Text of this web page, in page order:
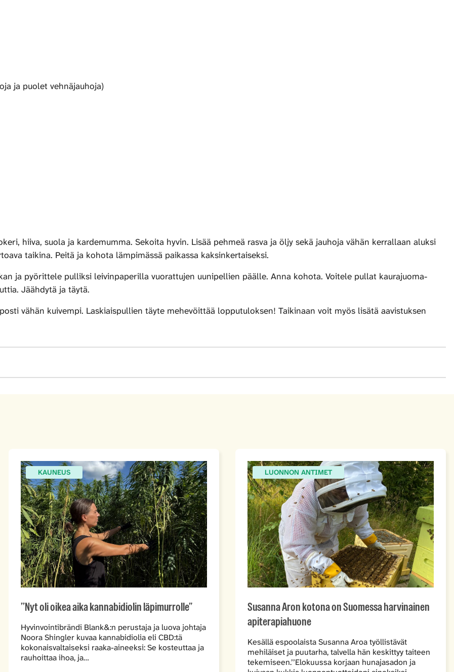
ja puolet vehnäjauhoja)
hiiva, suola ja kardemumma. Sekoita hyvin. Lisää pehmeä rasva ja öljy sekä jauhoja vähän kerrallaan aluksi
taikina. Peitä ja kohota lämpimässä paikassa kaksinkertaiseksi.
ja pyörittele pulliksi leivinpaperilla vuorattujen uunipellien päälle. Anna kohota. Voitele pullat kaurajuoma-
Jäähdytä ja täytä.
vähän kuivempi. Laskiaispullien täyte mehevöittää lopputuloksen! Taikinaan voit myös lisätä aavistuksen
KAUNEUS
’’Nyt oli oikea aika kannabidiolin läpimurrolle”
Hyvinvointibrändi Blank&:n perustaja ja luova johtaja
Noora Shingler kuvaa kannabidiolia eli CBD:tä
kokonaisvaltaiseksi raaka-aineeksi: Se kosteuttaa ja
rauhoittaa ihoa, ja…
LUONNON ANTIMET
Susanna Aron kotona on Suomessa harvinainen
apiterapiahuone
Kesällä espoolaista Susanna Aroa työllistävät
mehiläiset ja puutarha, talvella hän keskittyy taiteen
tekemiseen.’’Elokuussa korjaan hunajasadon ja